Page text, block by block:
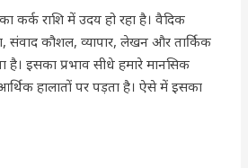
कर्क राशि में उदय हो रहा है। वैदिक
संवाद कौशल, व्यापार, लेखन और तार्किक
है। इसका प्रभाव सीधे हमारे मानसिक
हालातों पर पड़ता है। ऐसे में इसका